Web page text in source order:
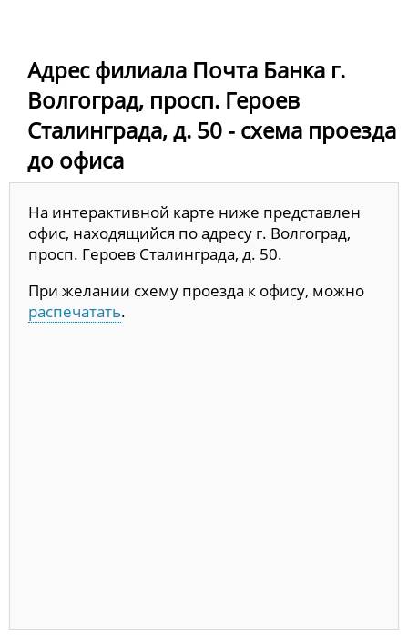
Адрес филиала Почта Банка г.
Волгоград, просп. Героев
Сталинграда, д. 50 - схема проезда
до офиса
На интерактивной карте ниже представлен
офис, находящийся по адресу г. Волгоград,
просп. Героев Сталинграда, д. 50.
При желании схему проезда к офису, можно
распечатать.